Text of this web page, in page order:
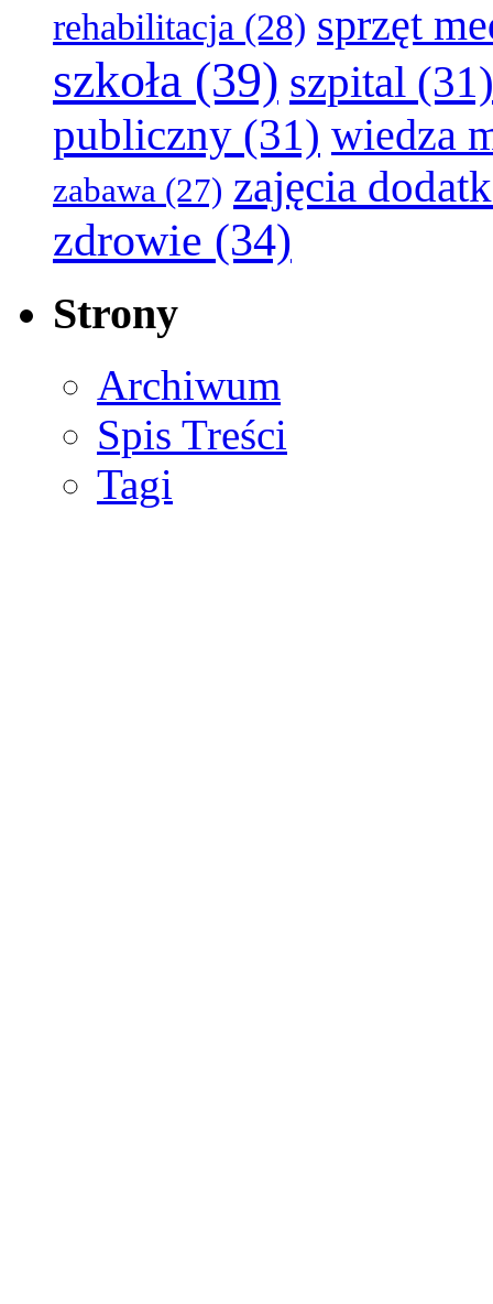
rehabilitacja (28) sprzęt
szkoła (39) szpital (31)
publiczny (31) wiedza
zabawa (27) zajęcia
zdrowie (34)
Strony
Archiwum
Spis Treści
Tagi